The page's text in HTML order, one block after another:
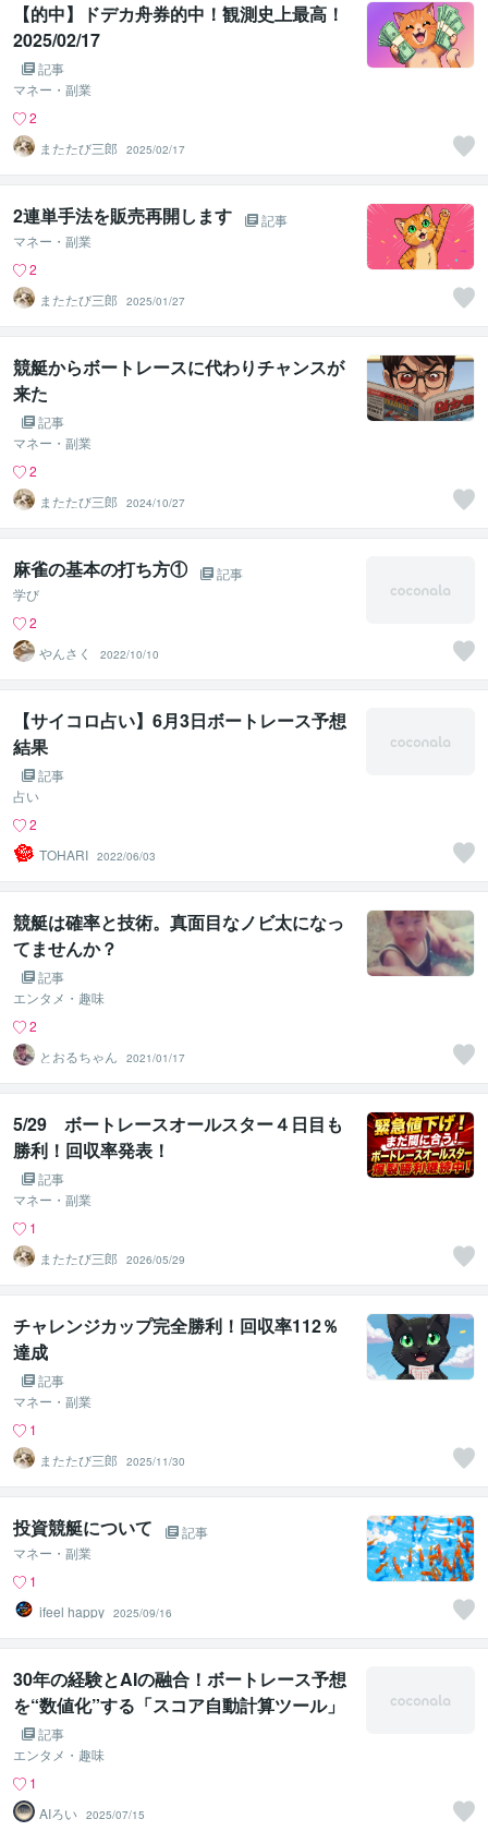
【的中】ドデカ舟券的中！観測史上最高！
2025/02/17
記事
マネー・副業
2
またたび三郎
2025/02/17
2連単手法を販売再開します
記事
マネー・副業
2
またたび三郎
2025/01/27
競艇からボートレースに代わりチャンスが
来た
記事
マネー・副業
2
またたび三郎
2024/10/27
麻雀の基本の打ち方①
記事
学び
2
やんさく
2022/10/10
【サイコロ占い】6月3日ボートレース予想
結果
記事
占い
2
TOHARI 2022/06/03
競艇は確率と技術。真面目なノビ太になっ
てませんか？
記事
エンタメ・趣味
2
とおるちゃん
2021/01/17
5/29 ボートレースオールスター４日目も
勝利！回収率発表！
記事
マネー・副業
1
またたび三郎
2026/05/29
チャレンジカップ完全勝利！回収率112％
達成
記事
マネー・副業
1
またたび三郎
2025/11/30
投資競艇について
記事
マネー・副業
1
ifeel happy 2025/09/16
30年の経験とAIの融合！ボートレース予想
を“数値化”する「スコア自動計算ツール」
登場！
記事
エンタメ・趣味
1
AIろい 2025/07/15